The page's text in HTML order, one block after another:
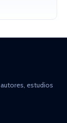
estudios